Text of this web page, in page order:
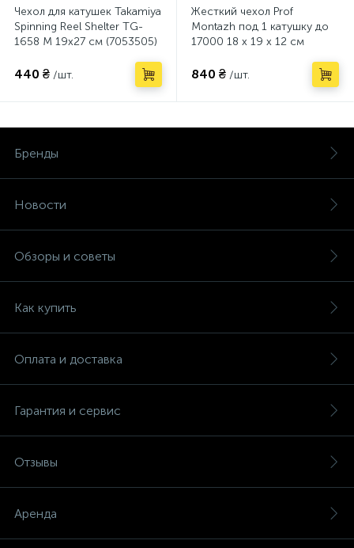
Чехол для катушек Takamiya
Spinning Reel Shelter TG-
1658 M 19х27 см (7053505)
440 ₴ /шт.
Жесткий чехол Prof
Montazh под 1 катушку до
17000 18 х 19 х 12 см
840 ₴ /шт.
Бренды
Новости
Обзоры и советы
Как купить
Оплата и доставка
Гарантия и сервис
Отзывы
Аренда